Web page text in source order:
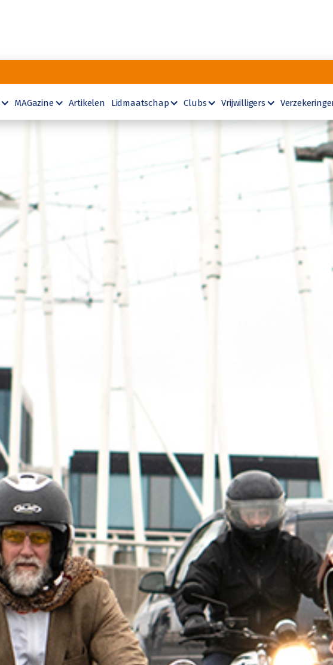
MAGazine Artikelen Lidmaatschap Clubs Vrijwilligers